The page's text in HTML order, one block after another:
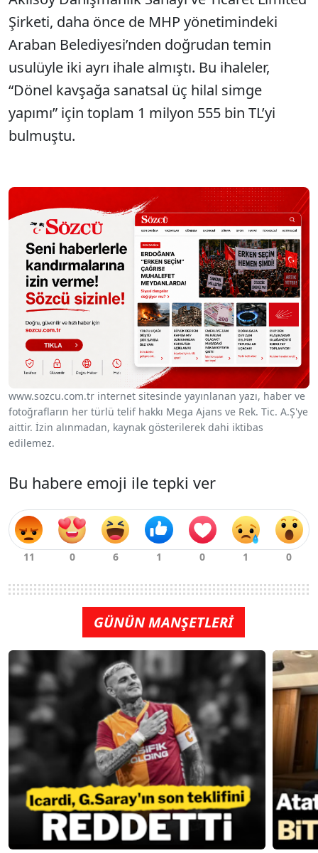
Şirketi, daha önce de MHP yönetimindeki
Araban Belediyesi’nden doğrudan temin
usulüyle iki ayrı ihale almıştı. Bu ihaleler,
“Dönel kavşağa sanatsal üç hilal simge
yapımı” için toplam 1 milyon 555 bin TL’yi
bulmuştu.
www.sozcu.com.tr internet sitesinde yayınlanan yazı, haber ve
fotoğrafların her türlü telif hakkı Mega Ajans ve Rek. Tic. A.Ş'ye
aittir. İzin alınmadan, kaynak gösterilerek dahi iktibas
edilemez.
Bu habere emoji ile tepki ver
GÜNÜN MANŞETLERİ